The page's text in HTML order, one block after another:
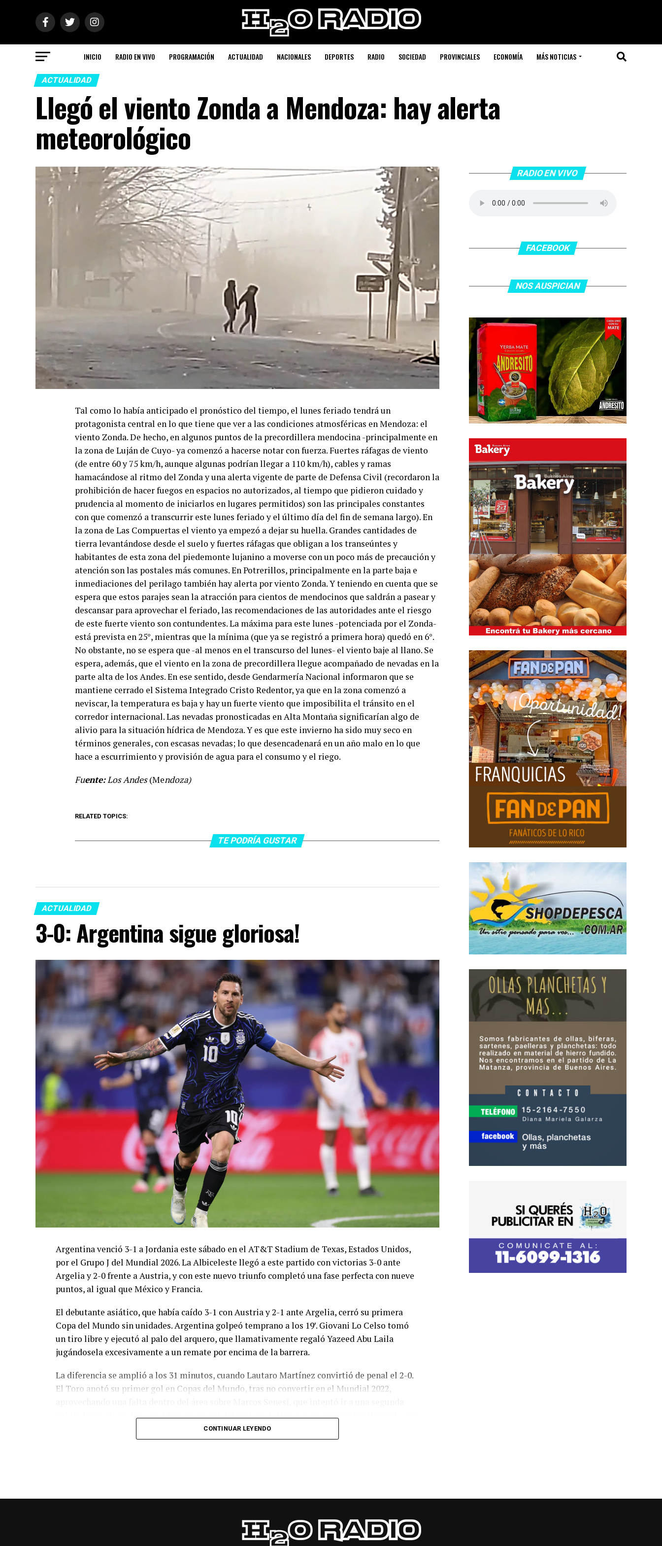
INICIO RADIO EN VIVO PROGRAMACIÓN ACTUALIDAD NACIONALES DEPORTES RADIO SOCIEDAD PROVINCIALES ECONOMÍA MÁS NOTICIAS
ACTUALIDAD
Llegó el viento Zonda a Mendoza: hay alerta
meteorológico
Tal como lo había anticipado el pronóstico del tiempo, el lunes feriado tendrá un
protagonista central en lo que tiene que ver a las condiciones atmosféricas en Mendoza: el
viento Zonda. De hecho, en algunos puntos de la precordillera mendocina -principalmente en
la zona de Luján de Cuyo- ya comenzó a hacerse notar con fuerza. Fuertes ráfagas de viento
(de entre 60 y 75 km/h, aunque algunas podrían llegar a 110 km/h), cables y ramas
hamacándose al ritmo del Zonda y una alerta vigente de parte de Defensa Civil (recordaron la
prohibición de hacer fuegos en espacios no autorizados, al tiempo que pidieron cuidado y
prudencia al momento de iniciarlos en lugares permitidos) son las principales constantes
con que comenzó a transcurrir este lunes feriado y el último día del fin de semana largo). En
la zona de Las Compuertas el viento ya empezó a dejar su huella. Grandes cantidades de
tierra levantándose desde el suelo y fuertes ráfagas que obligan a los transeúntes y
habitantes de esta zona del piedemonte lujanino a moverse con un poco más de precaución y
atención son las postales más comunes. En Potrerillos, principalmente en la parte baja e
inmediaciones del perilago también hay alerta por viento Zonda. Y teniendo en cuenta que se
espera que estos parajes sean la atracción para cientos de mendocinos que saldrán a pasear y
descansar para aprovechar el feriado, las recomendaciones de las autoridades ante el riesgo
de este fuerte viento son contundentes. La máxima para este lunes -potenciada por el Zonda-
está prevista en 25°, mientras que la mínima (que ya se registró a primera hora) quedó en 6°.
No obstante, no se espera que -al menos en el transcurso del lunes- el viento baje al llano. Se
espera, además, que el viento en la zona de precordillera llegue acompañado de nevadas en la
parte alta de los Andes. En ese sentido, desde Gendarmería Nacional informaron que se
mantiene cerrado el Sistema Integrado Cristo Redentor, ya que en la zona comenzó a
neviscar, la temperatura es baja y hay un fuerte viento que imposibilita el tránsito en el
corredor internacional. Las nevadas pronosticadas en Alta Montaña significarían algo de
alivio para la situación hídrica de Mendoza. Y es que este invierno ha sido muy seco en
términos generales, con escasas nevadas; lo que desencadenará en un año malo en lo que
hace a escurrimiento y provisión de agua para el consumo y el riego.
Fuente:Los Andes(Mendoza)
RELATED TOPICS:
TE PODRÍA GUSTAR
ACTUALIDAD
3-0: Argentina sigue gloriosa!
Argentina venció 3-1 a Jordania este sábado en el AT&T Stadium de Texas, Estados Unidos,
por el Grupo J del Mundial 2026. La Albiceleste llegó a este partido con victorias 3-0 ante
Argelia y 2-0 frente a Austria, y con este nuevo triunfo completó una fase perfecta con nueve
puntos, al igual que México y Francia.
El debutante asiático, que había caído 3-1 con Austria y 2-1 ante Argelia, cerró su primera
Copa del Mundo sin unidades. Argentina golpeó temprano a los 19′. Giovani Lo Celso tomó
un tiro libre y ejecutó al palo del arquero, que llamativamente regaló Yazeed Abu Laila
jugándosela excesivamente a un remate por encima de la barrera.
La diferencia se amplió a los 31 minutos, cuando Lautaro Martínez convirtió de penal el 2-0.
El Toro anotó su primer gol en Copas del Mundo, tras no convertir en el Mundial 2022,
pelota luego de un tiro en el travesaño del delanatero del Inter, pero se terminó llevando una
CONTINUAR LEYENDO
RADIO EN VIVO
FACEBOOK
NOS AUSPICIAN